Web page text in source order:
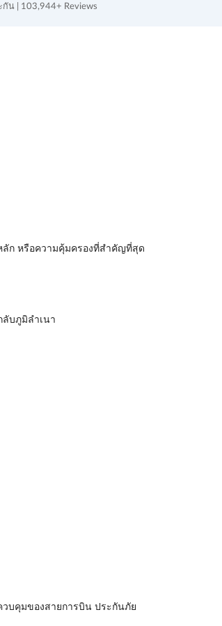
น | 103,944+ Reviews
ก หรือความคุ้มครองที่สำคัญที่สุด
บภูมิลำเนา
วบคุมของสายการบิน ประกันภัย